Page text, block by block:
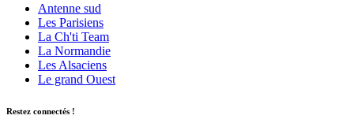
Antenne sud
Les Parisiens
La Ch'ti Team
La Normandie
Les Alsaciens
Le grand Ouest
Restez connectés !